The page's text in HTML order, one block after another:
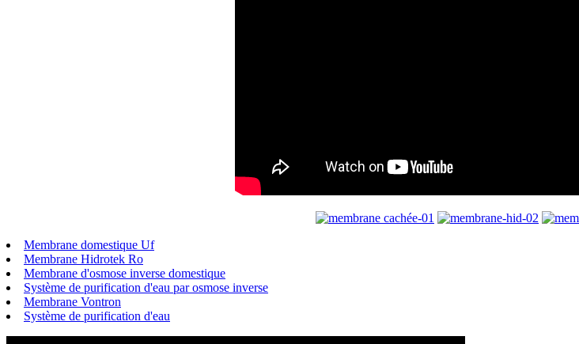
Membrane domestique Uf
Membrane Hidrotek Ro
Membrane d'osmose inverse domestique
Système de purification d'eau par osmose inverse
Membrane Vontron
Système de purification d'eau